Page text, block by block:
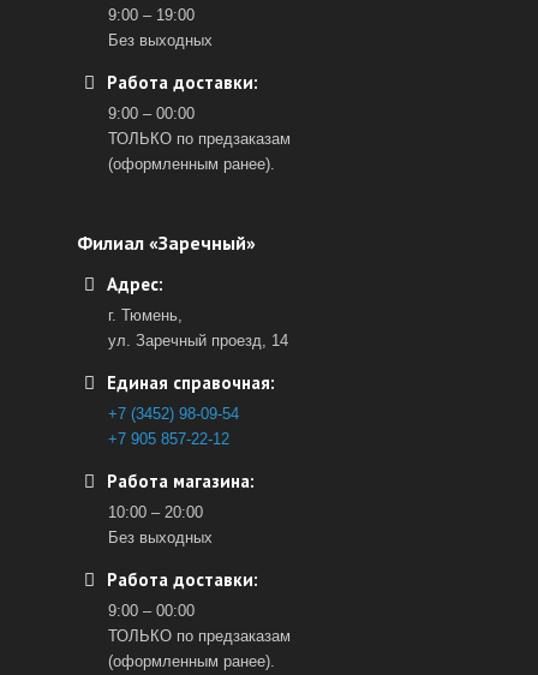
9:00 – 19:00
Без выходных
Работа доставки:
9:00 – 00:00
ТОЛЬКО по предзаказам
(оформленным ранее).
Филиал «Заречный»
Адрес:
г. Тюмень,
ул. Заречный проезд, 14
Единая справочная:
+7 (3452) 98-09-54
+7 905 857-22-12
Работа магазина:
10:00 – 20:00
Без выходных
Работа доставки:
9:00 – 00:00
ТОЛЬКО по предзаказам
(оформленным ранее).